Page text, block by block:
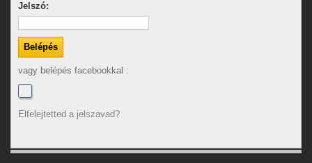
Jelszó:
vagy belépés facebookkal :
Elfelejtetted a jelszavad?